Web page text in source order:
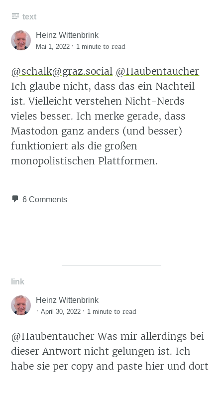
text
Heinz Wittenbrink
Mai 1, 2022 · 1 minute to read
@schalk@graz.social @Haubentaucher
Ich glaube nicht, dass das ein Nachteil
ist. Vielleicht verstehen Nicht-Nerds
vieles besser. Ich merke gerade, dass
Mastodon ganz anders (und besser)
funktioniert als die großen
monopolistischen Plattformen.
6 Comments
link
Heinz Wittenbrink
·April 30, 2022 · 1 minute to read
@Haubentaucher Was mir allerdings bei
dieser Antwort nicht gelungen ist. Ich
habe sie per copy and paste hier und dort